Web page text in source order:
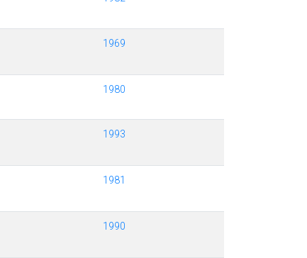
1969
1980
1993
1981
1990